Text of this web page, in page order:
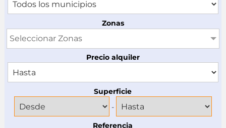
Zonas
Seleccionar Zonas
Precio alquiler
Superficie
-
Referencia